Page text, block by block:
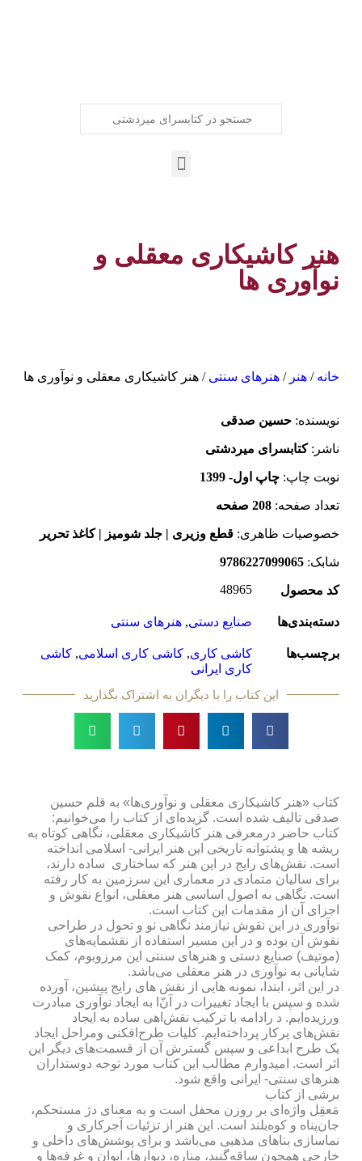
هنر کاشیکاری معقلی و
نوآوری ها
خانه / هنر / هنرهای سنتی / هنر کاشیکاری معقلی و نوآوری ها
نویسنده:‌ حسین صدقی
ناشر: کتابسرای میردشتی
نوبت چاپ: چاپ اول- 1399
تعداد صفحه: 208 صفحه
خصوصیات ظاهری: قطع وزیری | جلد شومیز | کاغذ تحریر
شابک: 9786227099065
کد محصول 48965
دسته‌بندی‌ها صنایع دستی, هنرهای سنتی
برچسب‌ها کاشی کاری, کاشی کاری اسلامی, کاشی
کاری ایرانی
این کتاب را با دیگران به اشتراک بگذارید
کتاب «هنر کاشیکاری معقلی و نوآوری‌ها» به قلم حسین
صدقی تالیف شده است. گزیده‌ای از کتاب را می‌خوانیم:
کتاب حاضر درمعرفی هنر کاشیکاری معقلی، نگاهی کوتاه به
ریشه ها و پشتوانه تاریخی این هنر ایرانی- اسلامی انداخته
است. نقش‌های رایج در این هنر که ساختاری ساده دارند،
برای سالیان متمادی در معماری این سرزمین به کار رفته
است. نگاهی به اصول اساسی هنر معقلی، انواع نقوش و
اجزای آن از مقدمات این کتاب است.
نوآوری در این نقوش نیازمند نگاهی نو و تحول در طراحی
نقوش آن بوده و در این مسیر استفاده از نقشمایه‌های
(موتیف) صنایع دستی و هنرهای سنتی این مرزوبوم، کمک
شایانی به نوآوری در هنر معقلی می‌باشد.
در این اثر، ابتدا، نمونه هایی از نقش های رایج پیشین، آورده
شده و سپس با ایجاد تغییرات در آن‌ّا به ایجاد نوآوری مبادرت
ورزیده‌ایم. د رادامه با ترکیب نقش‌اهی ساده به ایجاد
نقش‌های پرکار پرداخته‌ایم. کلیات طرح‌افکنی ومراحل ایجاد
یک طرح ابداعی و سپس گسترش آن از قسمت‌های دیگر این
اثر است. امیدوارم مطالب این کتاب مورد توجه دوستداران
هنرهای سنتی- ایرانی واقع شود.
برشی از کتاب
مَعقِل واژه‌ای بر روزن محفل است و به معنای دژ مستحکم،
جان‌پناه و کوه‌بلند است. این هنر از تزئیات آجر‌کاری و
نماسازی بناهای مذهبی می‌باشد و برای پوشش‌های داخلی و
خارجی همچون ساقه‌گنبد، مناره، دیوارها، ایوان و غرفه‌ها و